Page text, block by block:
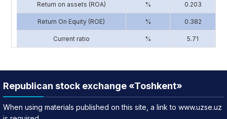
Return on assets (ROA) % 0.203
Return On Equity (ROE) % 0.382
Current ratio % 5.71
Republican stock exchange «Toshkent»
When using materials published on this site, a link to www.uzse.uz